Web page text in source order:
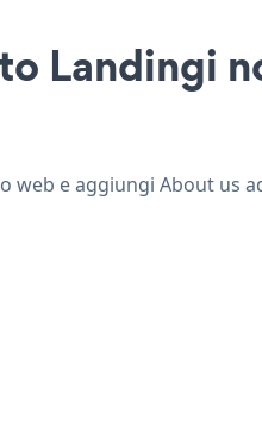
Landingi
e aggiungi About us